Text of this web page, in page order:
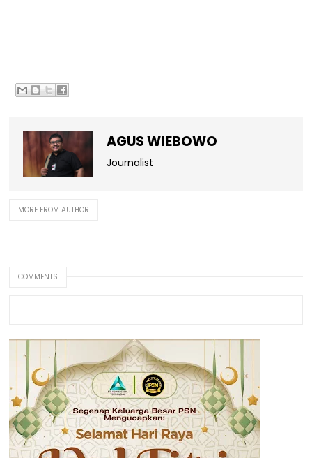
AGUS WIEBOWO
Journalist
MORE FROM AUTHOR
COMMENTS